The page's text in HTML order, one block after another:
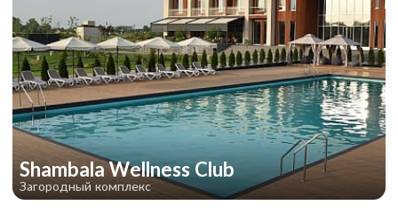
Shambala Wellness Club
Загородный комплекс